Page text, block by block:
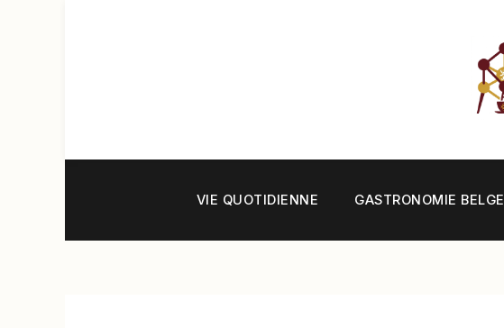
VIE QUOTIDIENNE GASTRONOMIE BELGE